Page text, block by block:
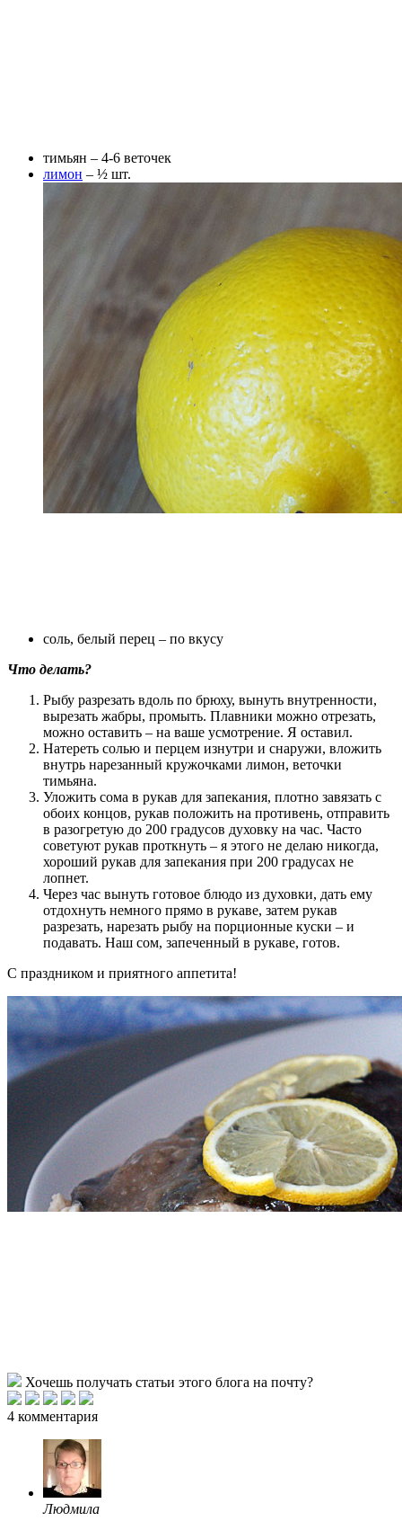
тимьян – 4-6 веточек
лимон – ½ шт.
соль, белый перец – по вкусу
Что делать?
Рыбу разрезать вдоль по брюху, вынуть внутренности,
вырезать жабры, промыть. Плавники можно отрезать,
можно оставить – на ваше усмотрение. Я оставил.
Натереть солью и перцем изнутри и снаружи, вложить
внутрь нарезанный кружочками лимон, веточки
тимьяна.
Уложить сома в рукав для запекания, плотно завязать с
обоих концов, рукав положить на противень, отправить
в разогретую до 200 градусов духовку на час. Часто
советуют рукав проткнуть – я этого не делаю никогда,
хороший рукав для запекания при 200 градусах не
лопнет.
Через час вынуть готовое блюдо из духовки, дать ему
отдохнуть немного прямо в рукаве, затем рукав
разрезать, нарезать рыбу на порционные куски – и
подавать. Наш сом, запеченный в рукаве, готов.
С праздником и приятного аппетита!
Хочешь получать статьи этого блога на почту?
4 комментария
Людмила